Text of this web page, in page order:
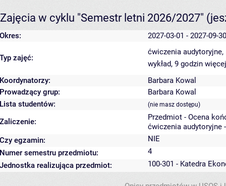
Zajęcia w cyklu "Semestr letni 2026/2027"
Okres: 2027-03-01 - 2027-09-30
Typ zajęć:
ćwiczenia
wykład, 9 godzin
Koordynatorzy:
Barbara Kowal
Prowadzący grup:
Barbara Kowal
Lista studentów:
(nie masz dostępu)
Zaliczenie:
Przedmiot - Ocena
ćwiczenia audytoryjne
Czy egzamin:
NIE
Numer semestru przedmiotu:
4
Jednostka realizująca przedmiot:
100-301 - Katedra